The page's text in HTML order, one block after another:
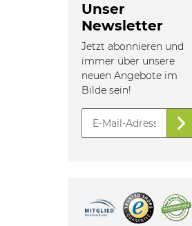
Unser
Newsletter
Jetzt abonnieren und
immer über unsere
neuen Angebote im
Bilde sein!